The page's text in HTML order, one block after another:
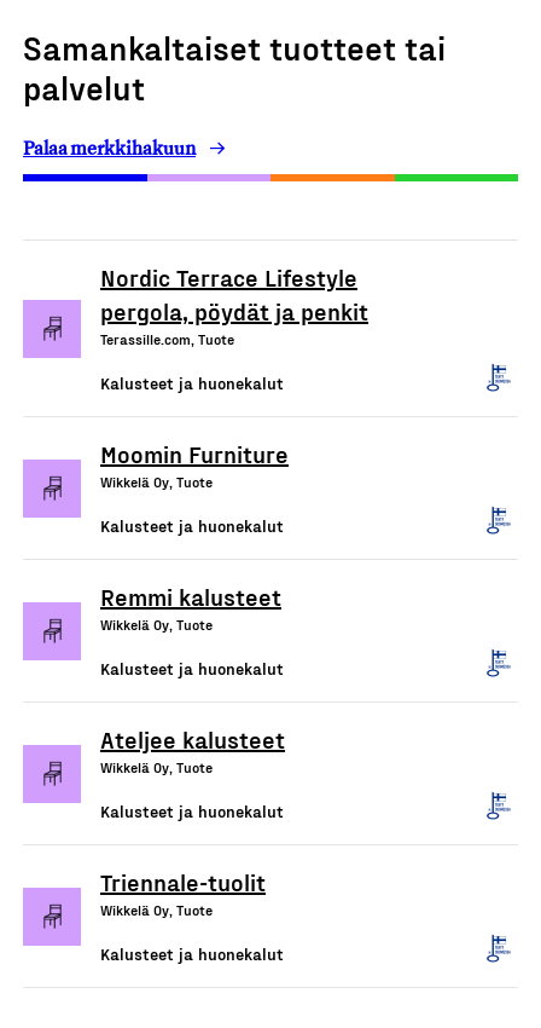
Samankaltaiset tuotteet tai
palvelut
Palaa merkkihakuun
Nordic Terrace Lifestyle
pergola, pöydät ja penkit
Terassille.com, Tuote
Kalusteet ja huonekalut
Moomin Furniture
Wikkelä Oy, Tuote
Kalusteet ja huonekalut
Remmi kalusteet
Wikkelä Oy, Tuote
Kalusteet ja huonekalut
Ateljee kalusteet
Wikkelä Oy, Tuote
Kalusteet ja huonekalut
Triennale-tuolit
Wikkelä Oy, Tuote
Kalusteet ja huonekalut